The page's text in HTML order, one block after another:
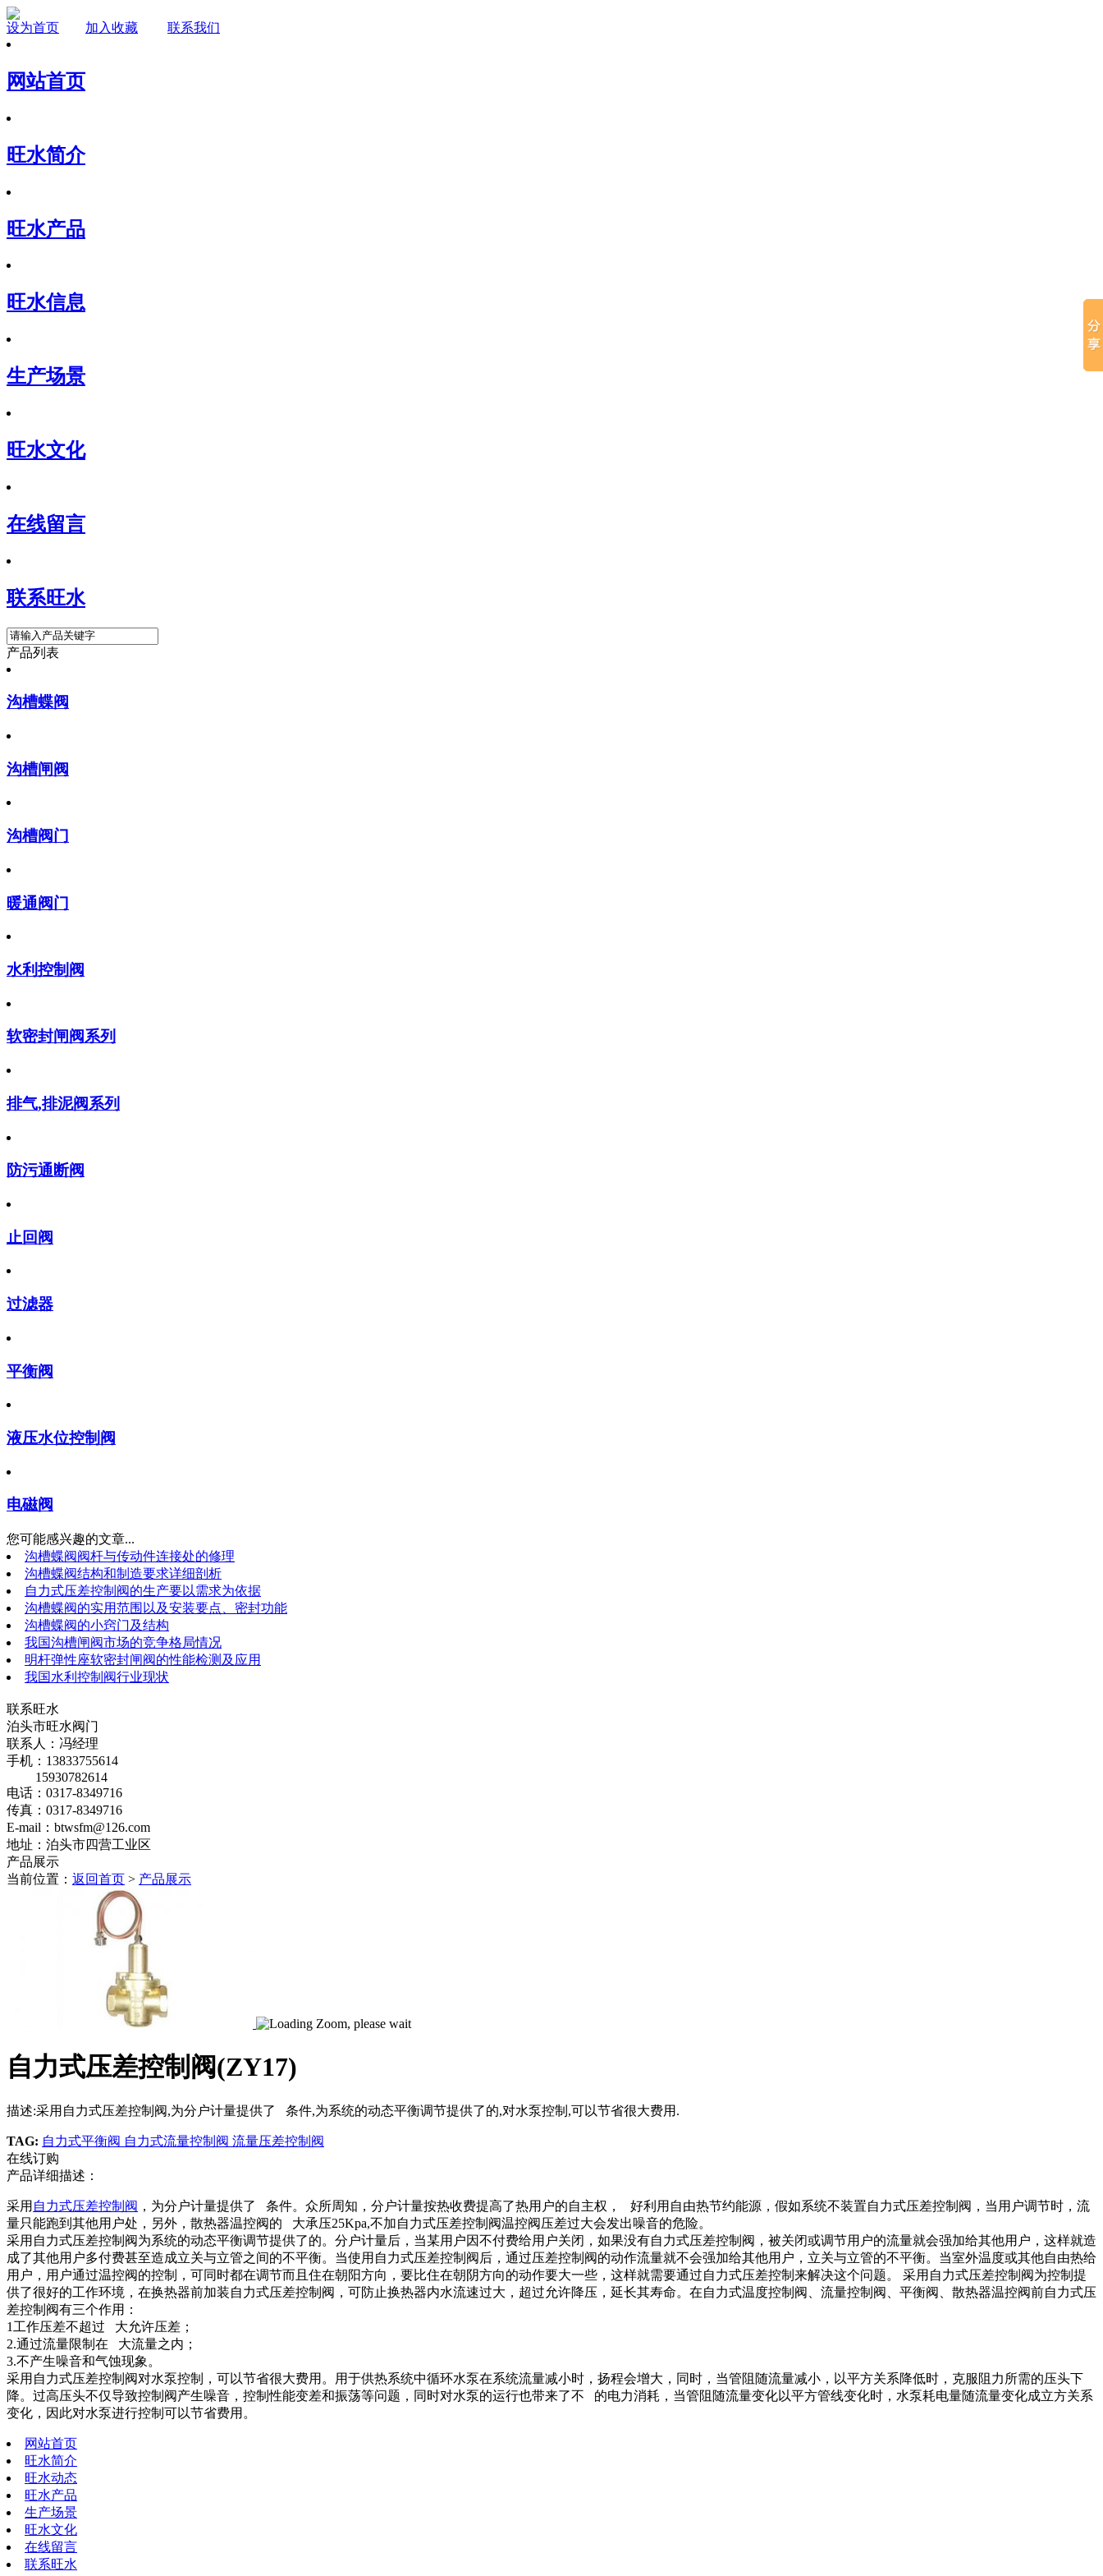
设为首页 加入收藏 联系我们
网站首页
旺水简介
旺水产品
旺水信息
生产场景
旺水文化
在线留言
联系旺水
产品列表
沟槽蝶阀
沟槽闸阀
沟槽阀门
暖通阀门
水利控制阀
软密封闸阀系列
排气,排泥阀系列
防污通断阀
止回阀
过滤器
平衡阀
液压水位控制阀
电磁阀
您可能感兴趣的文章...
沟槽蝶阀阀杆与传动件连接处的修理
沟槽蝶阀结构和制造要求详细剖析
自力式压差控制阀的生产要以需求为依据
沟槽蝶阀的实用范围以及安装要点、密封功能
沟槽蝶阀的小窍门及结构
我国沟槽闸阀市场的竞争格局情况
明杆弹性座软密封闸阀的性能检测及应用
我国水利控制阀行业现状
联系旺水
泊头市旺水阀门
联系人：冯经理
手机：13833755614
15930782614
电话：0317-8349716
传真：0317-8349716
E-mail：btwsfm@126.com
地址：泊头市四营工业区
产品展示
当前位置： 返回首页 > 产品展示
自力式压差控制阀(ZY17)
描述:采用自力式压差控制阀,为分户计量提供了 条件,为系统的动态平衡调节提供了的,对水泵控制,可以节省很大费用.
TAG: 自力式平衡阀 自力式流量控制阀 流量压差控制阀
在线订购
产品详细描述：
采用 自力式压差控制阀 ，为分户计量提供了 条件。众所周知，分户计量按热收费提高了热用户的自主权， 好利用自由热节约能源，假如系统不装置自力式压差控制阀，当用户调节时，流
量只能跑到其他用户处，另外，散热器温控阀的 大承压25Kpa,不加自力式压差控制阀温控阀压差过大会发出噪音的危险。
采用自力式压差控制阀为系统的动态平衡调节提供了的。分户计量后，当某用户因不付费给用户关闭，如果没有自力式压差控制阀，被关闭或调节用户的流量就会强加给其他用户，这样就造
成了其他用户多付费甚至造成立关与立管之间的不平衡。当使用自力式压差控制阀后，通过压差控制阀的动作流量就不会强加给其他用户，立关与立管的不平衡。当室外温度或其他自由热给
用户，用户通过温控阀的控制，可同时都在调节而且住在朝阳方向，要比住在朝阴方向的动作要大一些，这样就需要通过自力式压差控制来解决这个问题。 采用自力式压差控制阀为控制提
供了很好的工作环境，在换热器前加装自力式压差控制阀，可防止换热器内水流速过大，超过允许降压，延长其寿命。在自力式温度控制阀、流量控制阀、平衡阀、散热器温控阀前自力式压
差控制阀有三个作用：
1工作压差不超过 大允许压差；
2.通过流量限制在 大流量之内；
3.不产生噪音和气蚀现象。
采用自力式压差控制阀对水泵控制，可以节省很大费用。用于供热系统中循环水泵在系统流量减小时，扬程会增大，同时，当管阻随流量减小，以平方关系降低时，克服阻力所需的压头下
降。过高压头不仅导致控制阀产生噪音，控制性能变差和振荡等问题，同时对水泵的运行也带来了不 的电力消耗，当管阻随流量变化以平方管线变化时，水泵耗电量随流量变化成立方关系
变化，因此对水泵进行控制可以节省费用。
网站首页
旺水简介
旺水动态
旺水产品
生产场景
旺水文化
在线留言
联系旺水